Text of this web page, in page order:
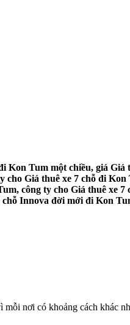
Tum một chiều, giá
Giá thuê xe 7 chỗ đi
công ty cho Giá thuê xe
Innova đời mới đi Kon
nơi có khoảng cách khác